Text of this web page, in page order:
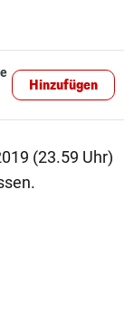
Hinzufügen
(23.59 Uhr)